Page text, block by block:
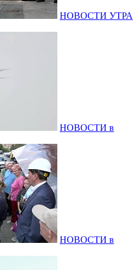
НОВОСТИ УТРА
НОВОСТИ в
НОВОСТИ в